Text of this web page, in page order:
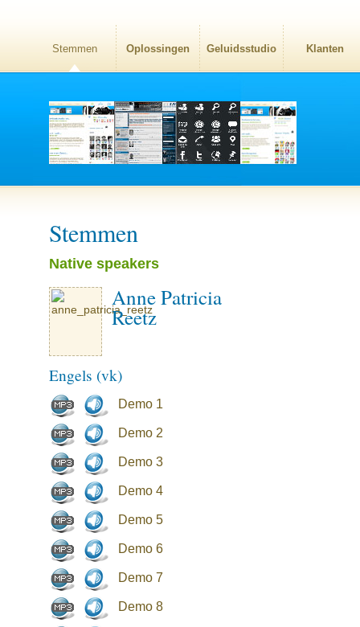
Stemmen Oplossingen Geluidsstudio Klanten
Stemmen
Native speakers
Anne Patricia
Reetz
Engels (vk)
Demo 1
Demo 2
Demo 3
Demo 4
Demo 5
Demo 6
Demo 7
Demo 8